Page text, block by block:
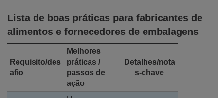
Lista de boas práticas para fabricantes de
alimentos e fornecedores de embalagens
Requisito/des
afio
Melhores
práticas /
passos de
ação
Detalhes/nota
s-chave